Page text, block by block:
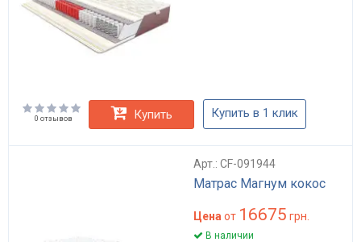
0 отзывов Купить Купить в 1 клик
Арт.: CF-091944
Матрас Магнум кокос
Цена от 16675 грн.
В наличии